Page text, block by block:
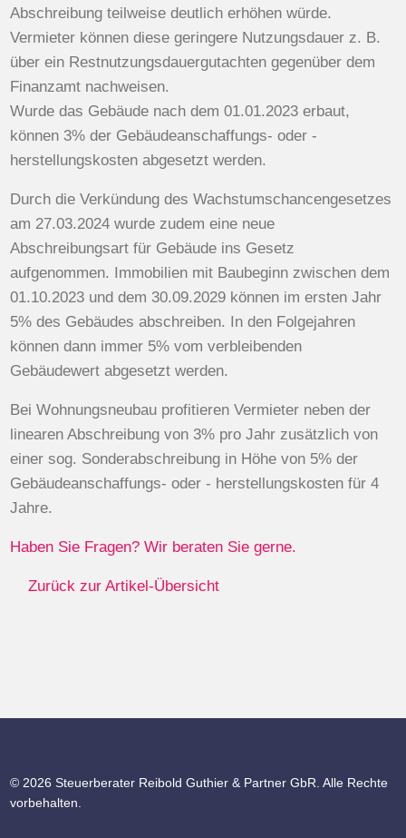
Abschreibung teilweise deutlich erhöhen würde.
Vermieter können diese geringere Nutzungsdauer z. B.
über ein Restnutzungsdauergutachten gegenüber dem
Finanzamt nachweisen.
Wurde das Gebäude nach dem 01.01.2023 erbaut,
können 3% der Gebäudeanschaffungs- oder -
herstellungskosten abgesetzt werden.
Durch die Verkündung des Wachstumschancengesetzes
am 27.03.2024 wurde zudem eine neue
Abschreibungsart für Gebäude ins Gesetz
aufgenommen. Immobilien mit Baubeginn zwischen dem
01.10.2023 und dem 30.09.2029 können im ersten Jahr
5% des Gebäudes abschreiben. In den Folgejahren
können dann immer 5% vom verbleibenden
Gebäudewert abgesetzt werden.
Bei Wohnungsneubau profitieren Vermieter neben der
linearen Abschreibung von 3% pro Jahr zusätzlich von
einer sog. Sonderabschreibung in Höhe von 5% der
Gebäudeanschaffungs- oder - herstellungskosten für 4
Jahre.
Haben Sie Fragen? Wir beraten Sie gerne.
Zurück zur Artikel-Übersicht
© 2026 Steuerberater Reibold Guthier & Partner GbR. Alle Rechte
vorbehalten.